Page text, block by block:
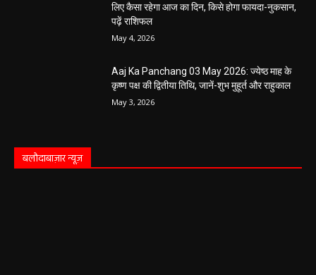
लिए कैसा रहेगा आज का दिन, किसे होगा फायदा-नुकसान,
पढ़ें राशिफल
May 4, 2026
Aaj Ka Panchang 03 May 2026: ज्येष्ठ माह के
कृष्ण पक्ष की द्वितीया तिथि, जानें-शुभ मुहूर्त और राहुकाल
May 3, 2026
बलौदाबाज़ार न्यूज़